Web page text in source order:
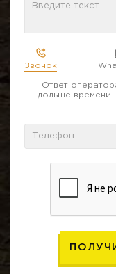
Звонок
Ответ
дольше